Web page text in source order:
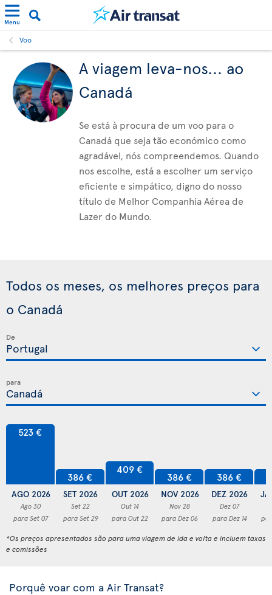
Menu
Voo
A viagem leva-nos... ao
Canadá
Se está à procura de um voo para o
Canadá que seja tão económico como
agradável, nós compreendemos. Quando
nos escolhe, está a escolher um serviço
eficiente e simpático, digno do nosso
título de Melhor Companhia Aérea de
Lazer do Mundo.
Todos os meses, os melhores preços para
o Canadá
De
para
523 €
AGO 2026
Ago 30
para Set 07
386 €
SET 2026
Set 22
para Set 29
409 €
OUT 2026
Out 14
para Out 22
386 €
NOV 2026
Nov 28
para Dez 06
386 €
DEZ 2026
Dez 07
para Dez 14
*Os preços apresentados são para uma viagem de ida e volta e incluem taxas
e comissões
Porquê voar com a Air Transat?